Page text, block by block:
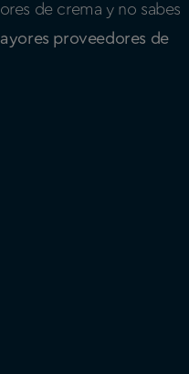
de crema y no sabes
proveedores de